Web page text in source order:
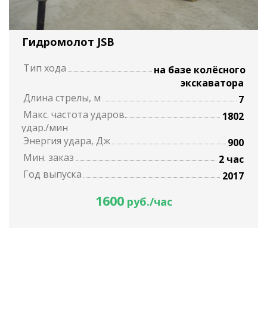
Гидромолот JSB
Тип хода
на базе колёсного
экскаватора
Длина стрелы, м
7
Макс. частота ударов.
удар./мин
1802
Энергия удара, Дж
900
Мин. заказ
2 час
Год выпуска
2017
1600руб./час